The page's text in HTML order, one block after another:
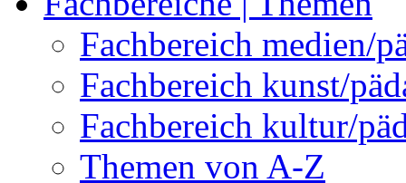
Fachbereich medien/
Fachbereich kunst/
Fachbereich kultur/
Themen von A-Z